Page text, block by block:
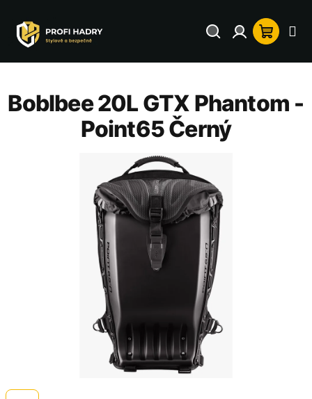
obsah
HledatPřihlášení
Boblbee 20L GTX Phantom -
Point65 Černý